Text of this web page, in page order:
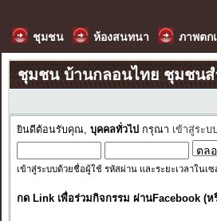
ชุมชน ห้องสนทนา ภาพตก
ชุมชน บ้านกลอนไทย ชุมชน
ยินดีต้อนรับคุณ, บุคคลทั่วไป กรุณา เข้าสู่ระบบ
เข้าสู่ระบบด้วยชื่อผู้ใช้ รหัสผ่าน และระยะเวลาในเ
กด Link เพื่อร่วมกิจกรรม ผ่านFacebook (